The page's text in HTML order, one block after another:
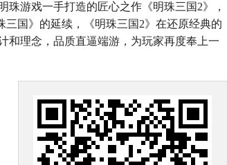
游戏一手打造的匠心之作《明珠三国2》，
三国》的延续，《明珠三国2》在还原经典的
和理念，品质直逼端游，为玩家再度奉上一